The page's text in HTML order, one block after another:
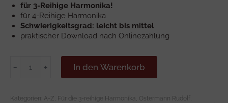
für 3-Reihige Harmonika!
für 4-Reihige Harmonika
Schwierigkeitsgrad: leicht bis mittel
praktischer Download nach Onlinezahlung
Walzer
﹣ ﹢ In den Warenkorb
Kategorien: A-Z Für die 3-reihige Harmonika Ostermann Rudolf